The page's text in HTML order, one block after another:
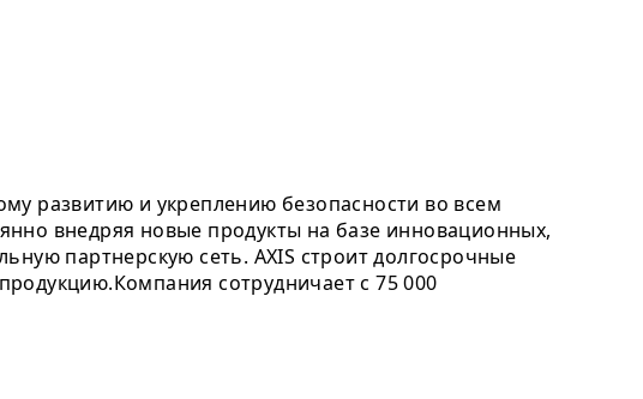
развитию и укреплению безопасности во всем
внедряя новые продукты на базе инновационных,
партнерскую сеть. AXIS строит долгосрочные
сотрудничает с 75 000